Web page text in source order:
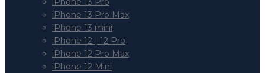
iPhone 13 Pro Max
iPhone 13 mini
iPhone 12 | 12 Pro
iPhone 12 Pro Max
iPhone 12 Mini